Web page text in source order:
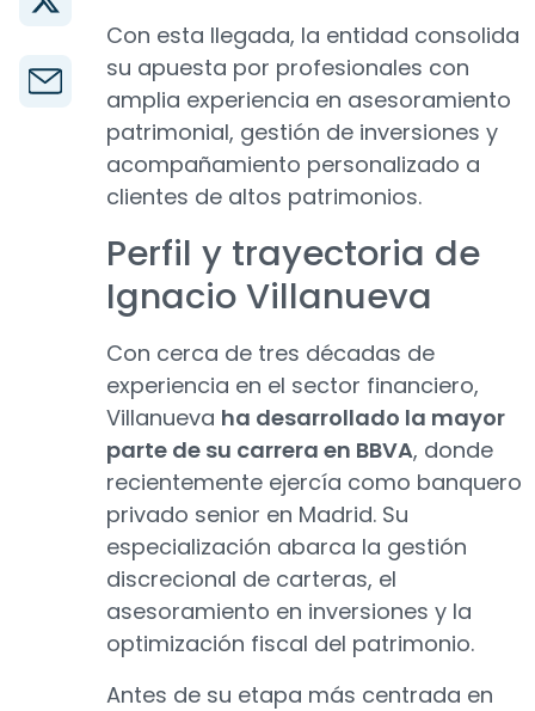
Con esta llegada, la entidad consolida
su apuesta por profesionales con
amplia experiencia en asesoramiento
patrimonial, gestión de inversiones y
acompañamiento personalizado a
clientes de altos patrimonios.
Perfil y trayectoria de
Ignacio Villanueva
Con cerca de tres décadas de
experiencia en el sector financiero,
Villanueva ha desarrollado la mayor
parte de su carrera en BBVA, donde
recientemente ejercía como banquero
privado senior en Madrid. Su
especialización abarca la gestión
discrecional de carteras, el
asesoramiento en inversiones y la
optimización fiscal del patrimonio.
Antes de su etapa más centrada en